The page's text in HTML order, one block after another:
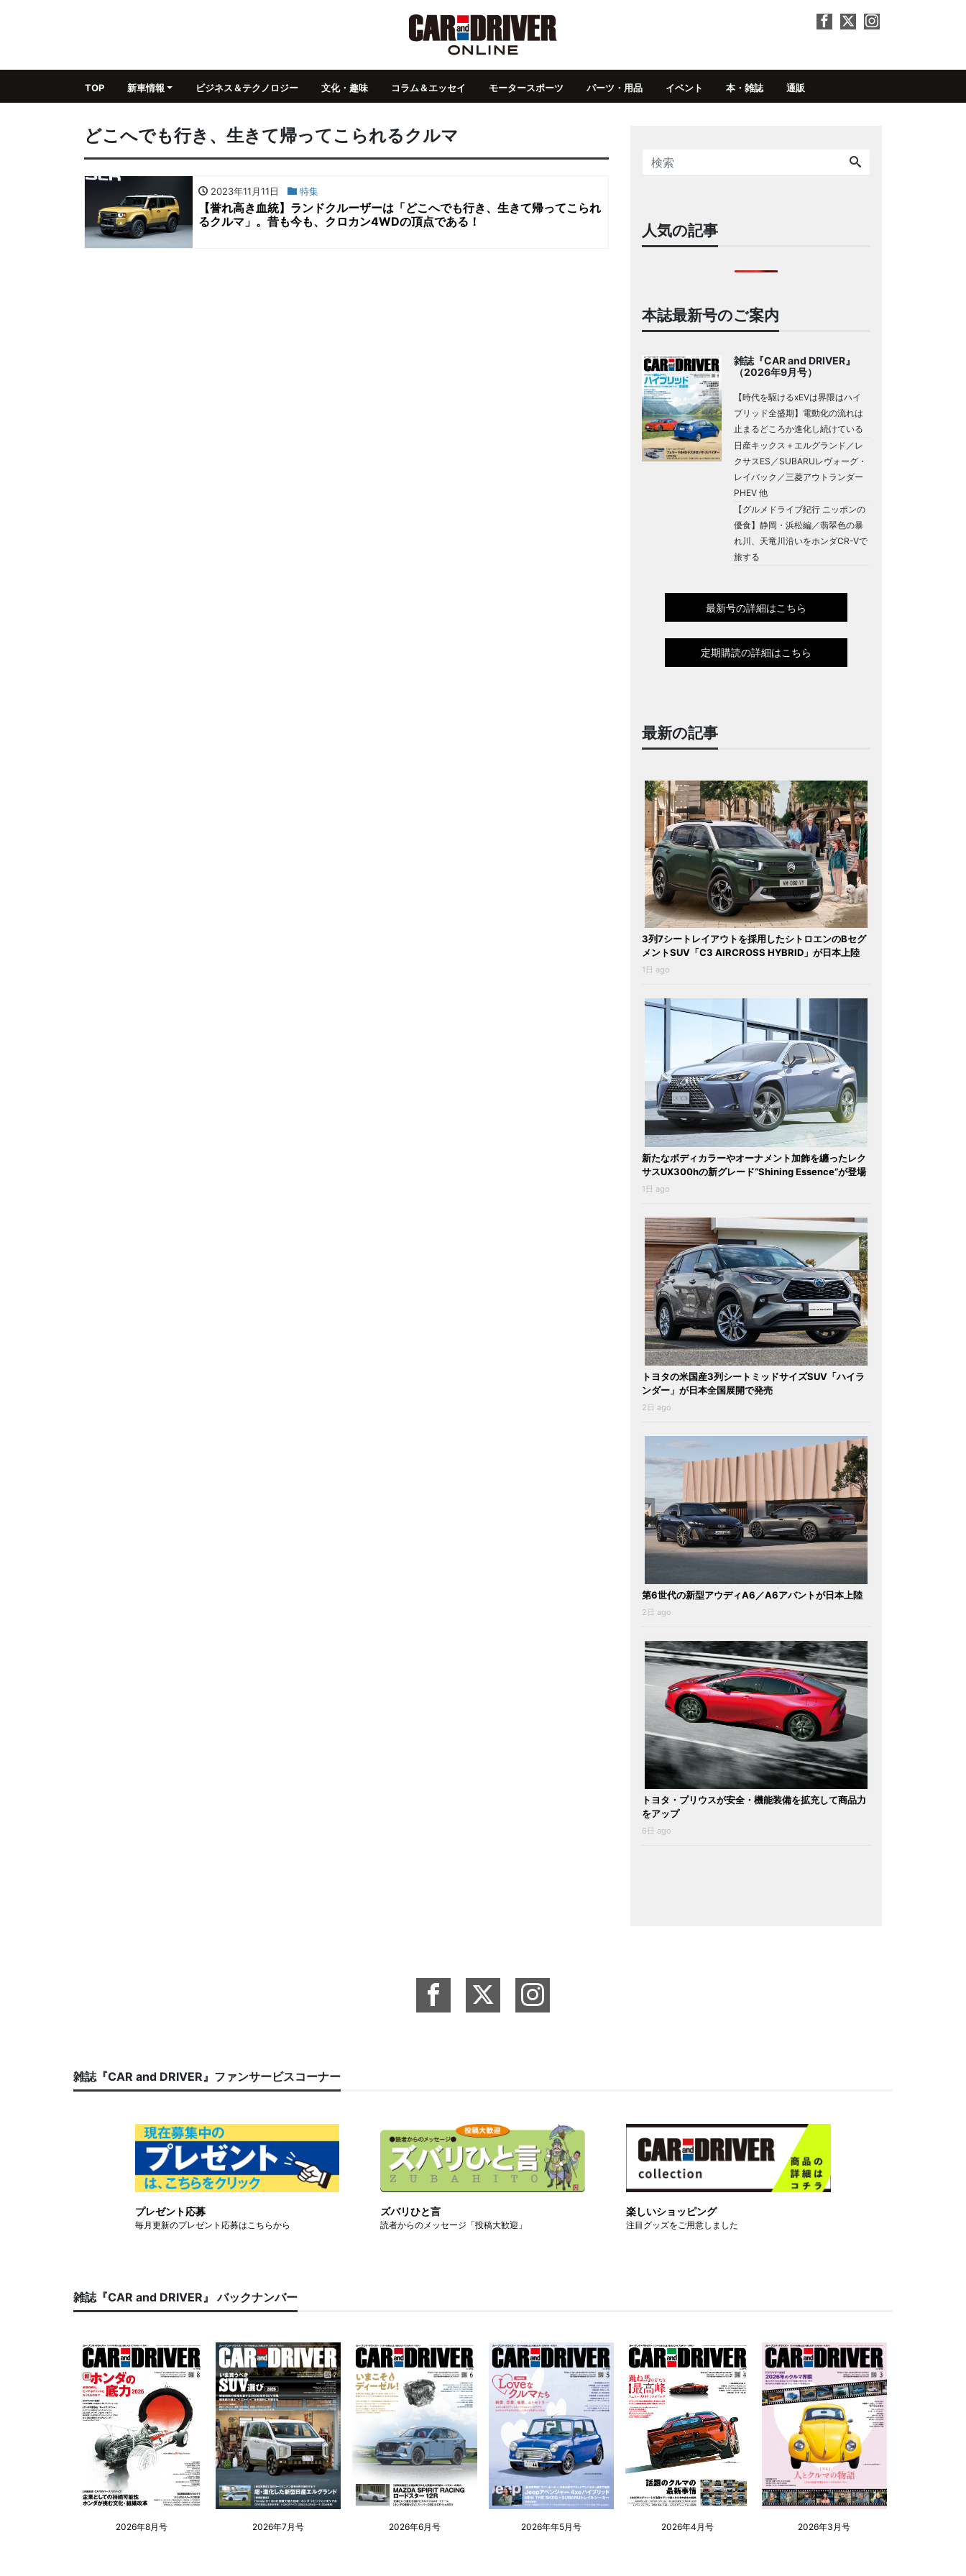
TOP 新車情報 ビジネス＆テクノロジー 文化・趣味 コラム＆エッセイ モータースポーツ パーツ・用品 イベント 本・雑誌 通販
どこへでも行き、生きて帰ってこられるクルマ
2023年11月11日 特集
【誉れ高き血統】ランドクルーザーは「どこへでも行き、生きて帰ってこられ
るクルマ」。昔も今も、クロカン4WDの頂点である！
人気の記事
本誌最新号のご案内
雑誌『CAR and DRIVER』
（2026年9月号）
【時代を駆けるxEVは界隈はハイ
ブリッド全盛期】電動化の流れは
止まるどころか進化し続けている
日産キックス＋エルグランド／レ
クサスES／SUBARUレヴォーグ・
レイバック／三菱アウトランダー
PHEV 他
【グルメドライブ紀行 ニッポンの
優食】静岡・浜松編／翡翠色の暴
れ川、天竜川沿いをホンダCR-Vで
旅する
最新号の詳細はこちら
定期購読の詳細はこちら
最新の記事
3列7シートレイアウトを採用したシトロエンのBセグ
メントSUV「C3 AIRCROSS HYBRID」が日本上陸
1日 ago
新たなボディカラーやオーナメント加飾を纏ったレク
サスUX300hの新グレード“Shining Essence”が登場
1日 ago
トヨタの米国産3列シートミッドサイズSUV「ハイラ
ンダー」が日本全国展開で発売
2日 ago
第6世代の新型アウディA6／A6アバントが日本上陸
2日 ago
トヨタ・プリウスが安全・機能装備を拡充して商品力
をアップ
6日 ago
雑誌『CAR and DRIVER』ファンサービスコーナー
プレゼント応募
毎月更新のプレゼント応募はこちらから
ズバリひと言
読者からのメッセージ「投稿大歓迎」
楽しいショッピング
注目グッズをご用意しました
雑誌『CAR and DRIVER』 バックナンバー
2026年8月号 2026年7月号 2026年6月号 2026年年5月号 2026年4月号 2026年3月号